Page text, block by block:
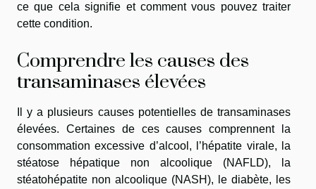
ce que cela signifie et comment vous pouvez traiter
cette condition.
Comprendre les causes des
transaminases élevées
Il y a plusieurs causes potentielles de transaminases
élevées. Certaines de ces causes comprennent la
consommation excessive d’alcool, l’hépatite virale, la
stéatose hépatique non alcoolique (NAFLD), la
stéatohépatite non alcoolique (NASH), le diabète, les